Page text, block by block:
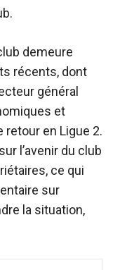
demeure
récents, dont
général
et
retour en Ligue 2.
l’avenir du club
ce qui
sur
la situation,